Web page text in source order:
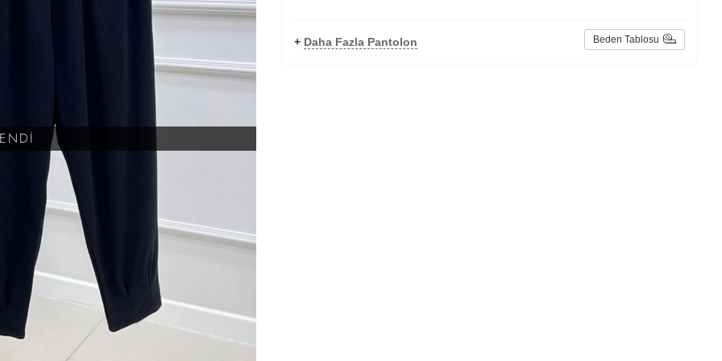
+ Daha Fazla Pantolon Beden Tablosu